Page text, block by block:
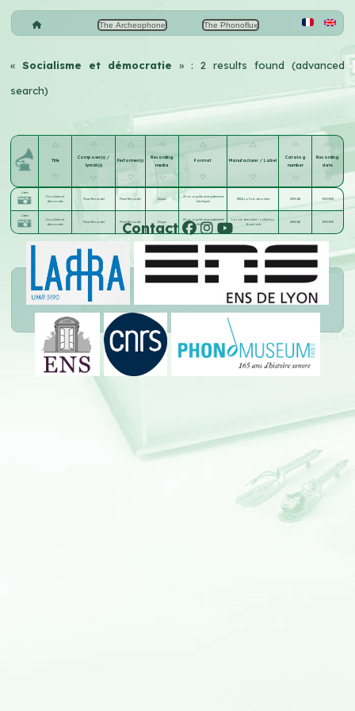
The Archeophone The Phonoflux
« Socialisme et démocratie» : 2 results found (advanced
search)
Title
Composer(s) /
lyricist(s)
Performer(s)
Recording
media
Format Manufacturer / Label
Catalog
number
Recording
date
Listen
Socialisme et
démocratie
Pierre Renaudel Pierre Renaudel Disque
25 cm aiguille (enregistrement
électrique)
ERSA La Voix des nôtres 4980-AB 1930-1931
Listen
Socialisme et
démocratie
Pierre Renaudel Pierre Renaudel Disque
25 cm aiguille (enregistrement
électrique)
La voix des nôtres – collection
Jean-Lorris
4980-AB 1930-1931
Contact